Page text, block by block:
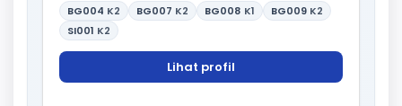
BG004 K2 BG007 K2 BG008 K1 BG009 K2
SI001 K2
Lihat profil